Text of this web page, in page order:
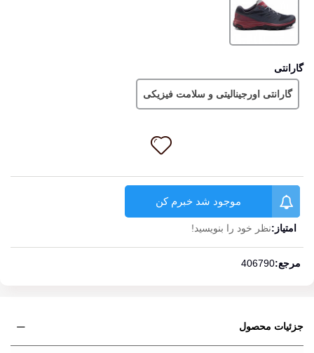
گارانتی
گارانتی اورجینالیتی و سلامت فیزیکی
موجود شد خبرم کن
امتیاز:نظر خود را بنویسید!
مرجع:406790
جزئیات محصول